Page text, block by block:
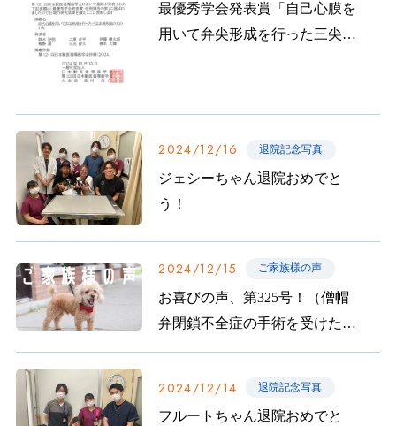
最優秀学会発表賞「自己心膜を
用いて弁尖形成を行った三尖弁
2024/12/16 退院記念写真
ジェシーちゃん退院おめでと
う！
2024/12/15 ご家族様の声
お喜びの声、第325号！（僧帽
弁閉鎖不全症の手術を受けたふ
みちゃんのご家族から）
2024/12/14 退院記念写真
フルートちゃん退院おめでと